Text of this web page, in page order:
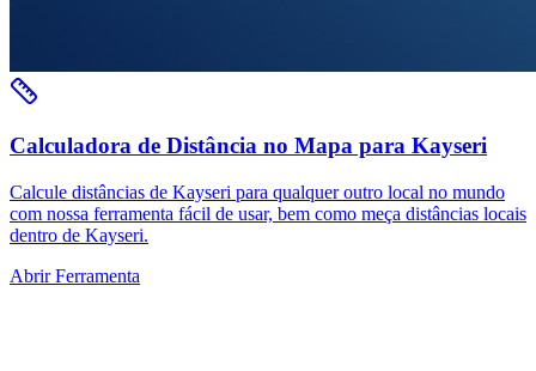
Calculadora de Distância no Mapa para Kayseri
Calcule distâncias de Kayseri para qualquer outro local no mundo
com nossa ferramenta fácil de usar, bem como meça distâncias locais
dentro de Kayseri.
Abrir Ferramenta